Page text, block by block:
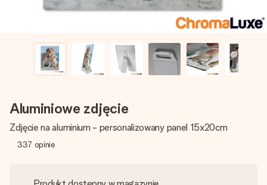
Aluminiowe zdjęcie
Zdjęcie na aluminium - personalizowany panel 15x20cm
337 opinie